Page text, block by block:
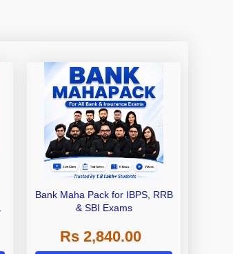
Bank Maha Pack for IBPS, RRB
& SBI Exams
Rs 2,840.00